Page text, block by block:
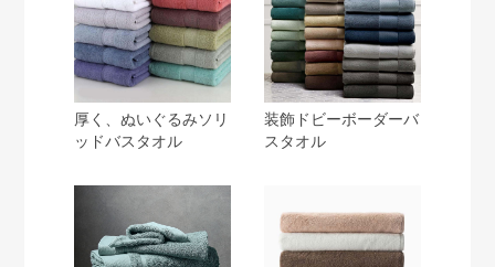
厚く、ぬいぐるみソリ
ッドバスタオル
装飾ドビーボーダーバ
スタオル